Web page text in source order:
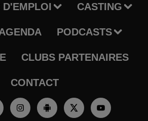
D'EMPLOI CASTING
PODCASTS
CLUBS PARTENAIRES
CONTACT